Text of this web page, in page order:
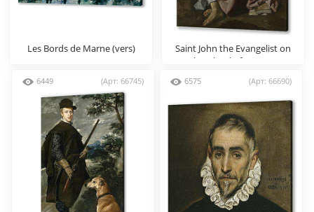
Les Bords de Marne (vers)
Saint John the Evangelist on
the Island of patmos
6449 (Арт: 66745) 6575 (Арт: 66690)